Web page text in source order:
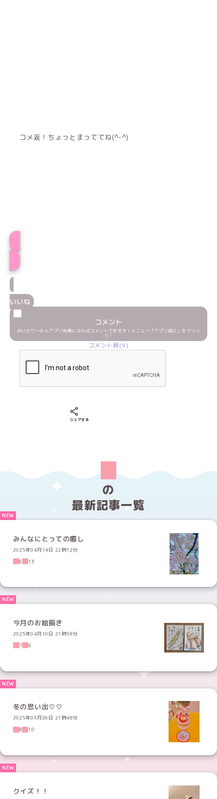
コメ返！ちょっとまっててね(^-^)
いいね
コメント
めいどりーみんアプリ会員になればコメントできます！メニュー「アプリ紹介」をクリッ
ク！
コメント数(9)
シェアする
の
最新記事一覧
みんなにとっての癒し
2025年04月14日 22時12分
6
13
今月のお絵描き
2025年04月10日 21時58分
7
9
冬の思い出♡♡
2025年03月26日 21時48分
8
10
クイズ！！